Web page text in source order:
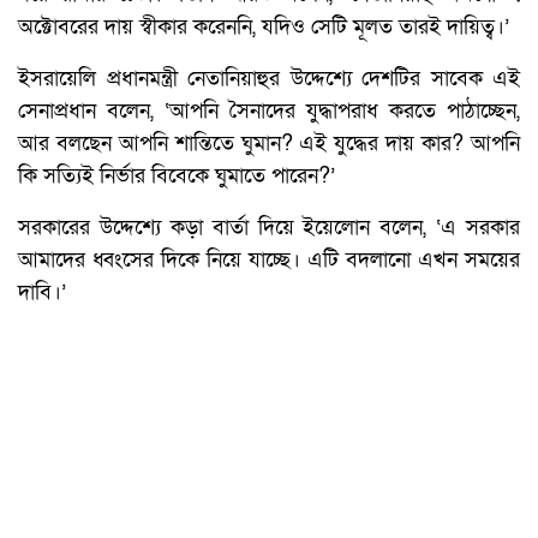
অক্টোবরের দায় স্বীকার করেননি, যদিও সেটি মূলত তারই দায়িত্ব।’
ইসরায়েলি প্রধানমন্ত্রী নেতানিয়াহুর উদ্দেশ্যে দেশটির সাবেক এই
সেনাপ্রধান বলেন, ‘আপনি সৈনাদের যুদ্ধাপরাধ করতে পাঠাচ্ছেন,
আর বলছেন আপনি শান্তিতে ঘুমান? এই যুদ্ধের দায় কার? আপনি
কি সত্যিই নির্ভার বিবেকে ঘুমাতে পারেন?’
সরকারের উদ্দেশ্যে কড়া বার্তা দিয়ে ইয়েলোন বলেন, ‘এ সরকার
আমাদের ধ্বংসের দিকে নিয়ে যাচ্ছে। এটি বদলানো এখন সময়ের
দাবি।’